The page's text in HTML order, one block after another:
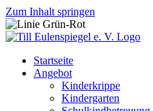
Zum Inhalt springen
Startseite
Angebot
Kinderkrippe
Kindergarten